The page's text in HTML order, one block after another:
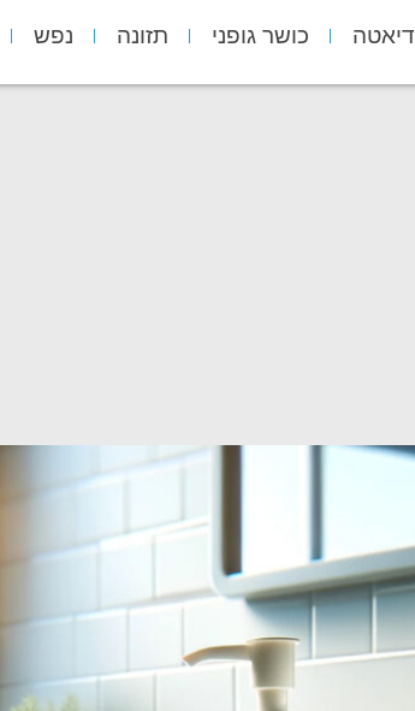
דיאטה כושר גופני תזונה נפש